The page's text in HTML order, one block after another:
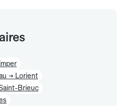
→ Lorient
Brieuc